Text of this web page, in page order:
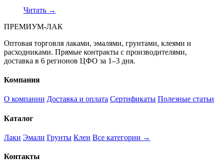
Читать →
ПРЕМИУМ-ЛАК
Оптовая торговля лаками, эмалями, грунтами, клеями и
расходниками. Прямые контракты с производителями,
доставка в 6 регионов ЦФО за 1–3 дня.
Компания
О компании Доставка и оплата Сертификаты Полезные статьи
Каталог
Лаки Эмали Грунты Клеи Все категории →
Контакты